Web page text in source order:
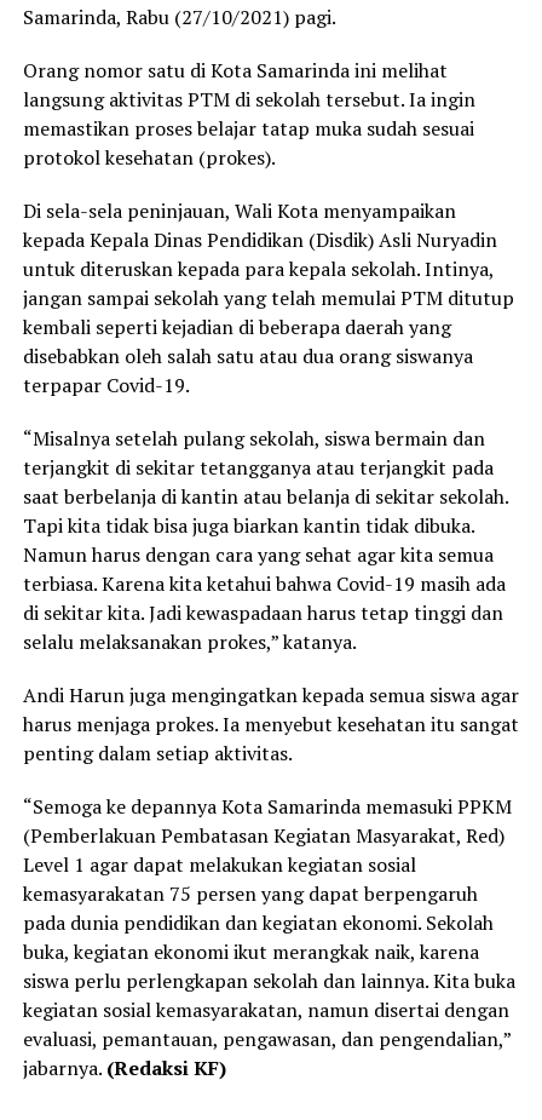
Samarinda, Rabu (27/10/2021) pagi.
Orang nomor satu di Kota Samarinda ini melihat
langsung aktivitas PTM di sekolah tersebut. Ia ingin
memastikan proses belajar tatap muka sudah sesuai
protokol kesehatan (prokes).
Di sela-sela peninjauan, Wali Kota menyampaikan
kepada Kepala Dinas Pendidikan (Disdik) Asli Nuryadin
untuk diteruskan kepada para kepala sekolah. Intinya,
jangan sampai sekolah yang telah memulai PTM ditutup
kembali seperti kejadian di beberapa daerah yang
disebabkan oleh salah satu atau dua orang siswanya
terpapar Covid-19.
“Misalnya setelah pulang sekolah, siswa bermain dan
terjangkit di sekitar tetangganya atau terjangkit pada
saat berbelanja di kantin atau belanja di sekitar sekolah.
Tapi kita tidak bisa juga biarkan kantin tidak dibuka.
Namun harus dengan cara yang sehat agar kita semua
terbiasa. Karena kita ketahui bahwa Covid-19 masih ada
di sekitar kita. Jadi kewaspadaan harus tetap tinggi dan
selalu melaksanakan prokes,” katanya.
Andi Harun juga mengingatkan kepada semua siswa agar
harus menjaga prokes. Ia menyebut kesehatan itu sangat
penting dalam setiap aktivitas.
“Semoga ke depannya Kota Samarinda memasuki PPKM
(Pemberlakuan Pembatasan Kegiatan Masyarakat, Red)
Level 1 agar dapat melakukan kegiatan sosial
kemasyarakatan 75 persen yang dapat berpengaruh
pada dunia pendidikan dan kegiatan ekonomi. Sekolah
buka, kegiatan ekonomi ikut merangkak naik, karena
siswa perlu perlengkapan sekolah dan lainnya. Kita buka
kegiatan sosial kemasyarakatan, namun disertai dengan
evaluasi, pemantauan, pengawasan, dan pengendalian,”
jabarnya. (Redaksi KF)